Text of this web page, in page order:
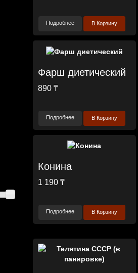
Подробнее В Корзину
Фарш диетический
890 ₸
Подробнее В Корзину
Конина
1 190 ₸
Подробнее В Корзину